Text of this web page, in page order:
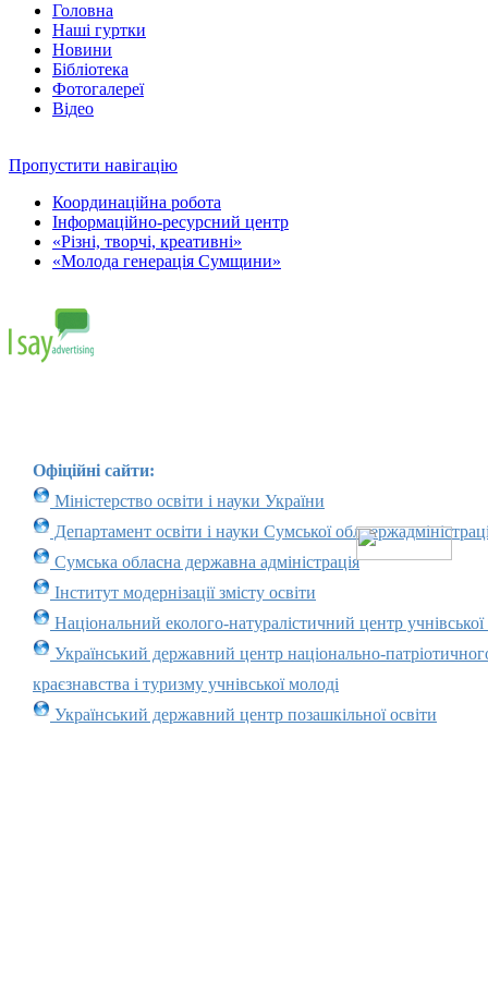
Головна
Наші гуртки
Новини
Бібліотека
Фотогалереї
Відео
Пропустити навігацію
Координаційна робота
Інформаційно-ресурсний центр
«Різні, творчі, креативні»
«Молода генерація Сумщини»
Офіційні сайти:
Міністерство освіти і науки України
Департамент освіти і науки Сумської
Сумська обласна державна адміністрація
Інститут модернізації змісту освіти
Національний еколого-натуралістичний центр учнівської
Український державний центр національно-
краєзнавства і туризму учнівської молоді
Український державний центр позашкільної освіти